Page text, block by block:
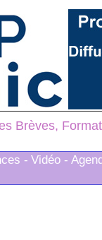
Brèves,
- Vidéo -